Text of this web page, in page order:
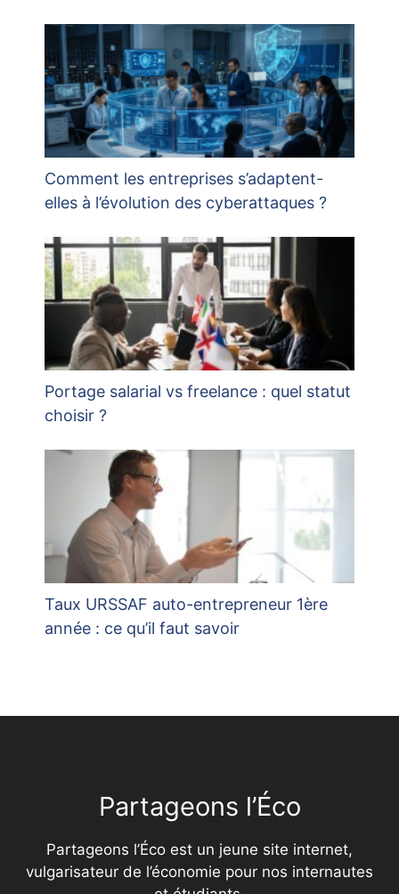
Comment les entreprises s’adaptent-
elles à l’évolution des cyberattaques ?
Portage salarial vs freelance : quel statut
choisir ?
Taux URSSAF auto-entrepreneur 1ère
année : ce qu’il faut savoir
Partageons l’Éco
Partageons l’Éco est un jeune site internet,
vulgarisateur de l’économie pour nos internautes